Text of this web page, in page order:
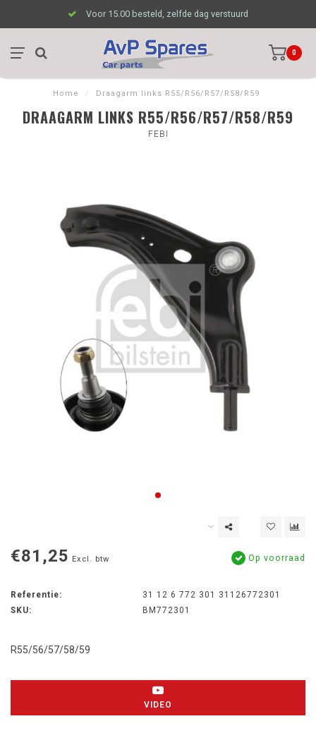
Voor 15.00 besteld, zelfde dag verstuurd
0
Home / Draagarm links R55/R56/R57/R58/R59
DRAAGARM LINKS R55/R56/R57/R58/R59
FEBI
€81,25 Excl. btw Op voorraad
Referentie:
31 12 6 772 301 31126772301
SKU:
BM772301
R55/56/57/58/59
VIDEO